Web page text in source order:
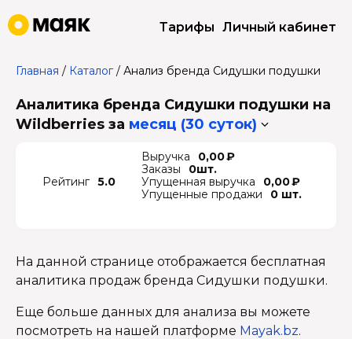
Тарифы Личный кабинет
Главная / Каталог/ Анализ бренда Сидушки подушки
Аналитика бренда Сидушки подушки на
Wildberries за месяц (30 суток)
Рейтинг 5.0
Выручка
0,00 ₽
Заказы
0шт.
Упущенная выручка
0,00 ₽
Упущенные продажи
0 шт.
На данной странице отображается бесплатная
аналитика продаж бренда Сидушки подушки.
Еще больше данных для анализа вы можете
посмотреть на нашей платформе Mayak.bz.